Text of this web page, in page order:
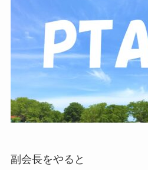
副会長をやると